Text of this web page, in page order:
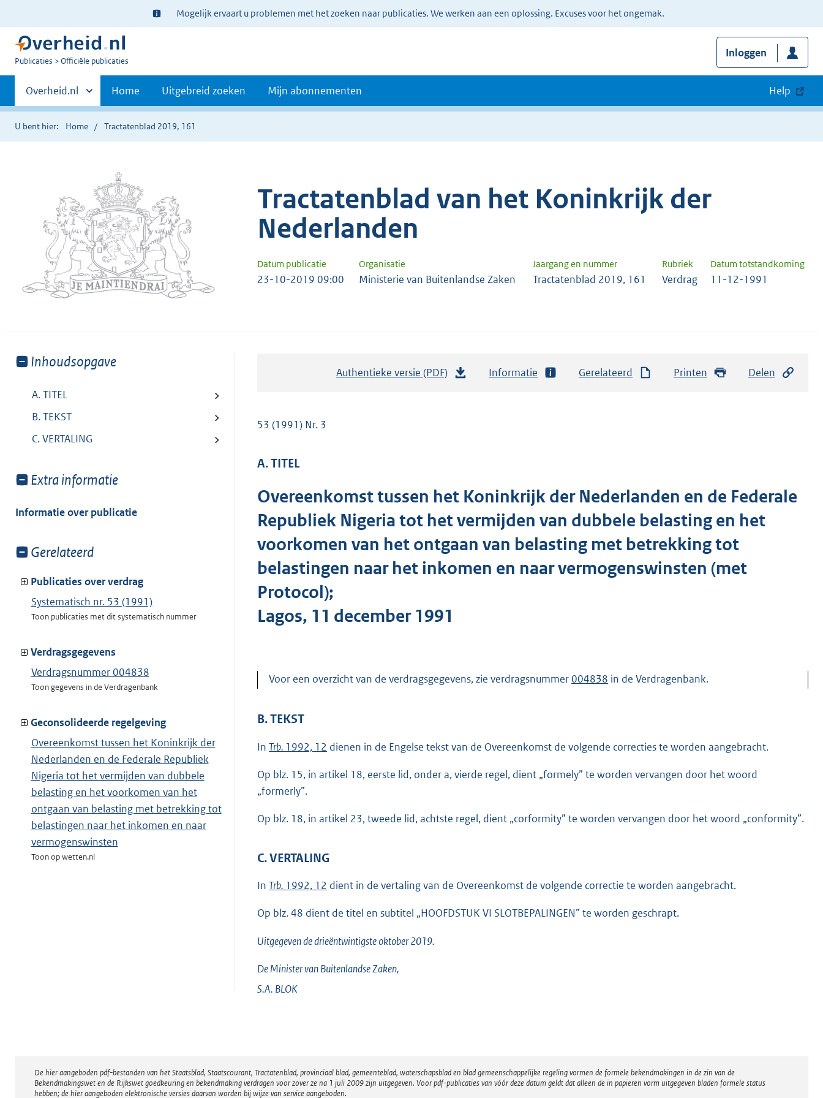
Ter
informatie:
Mogelijk ervaart u problemen met het zoeken naar publicaties. We werken aan een oplossing. Excuses voor het ongemak.
U
Publicaties Officiële publicaties
Inloggen
Primaire
navigatie
Andere
sites
binnen
Overheid.nl Home Uitgebreid zoeken Mijn abonnementen Help
U bent hier: Home Tractatenblad 2019, 161
Tractatenblad van het Koninkrijk der
Nederlanden
Datum publicatie Organisatie Jaargang en nummer Rubriek Datum totstandkoming
23-10-2019 09:00 Ministerie van Buitenlandse Zaken Tractatenblad 2019, 161 Verdrag 11-12-1991
Toon
van:
Inhoudsopgave
A. TITEL
B. TEKST
C. VERTALING
Toon
van:
Extra informatie
Informatie over publicatie
Toon
van:
Gerelateerd
Publicaties over verdrag
Systematisch nr. 53 (1991)
Toon publicaties met dit systematisch nummer
Verdragsgegevens
Verdragsnummer 004838
Toon gegevens in de Verdragenbank
Geconsolideerde regelgeving
Overeenkomst tussen het Koninkrijk der
Nederlanden en de Federale Republiek
Nigeria tot het vermijden van dubbele
belasting en het voorkomen van het
ontgaan van belasting met betrekking tot
belastingen naar het inkomen en naar
vermogenswinsten
Toon op wetten.nl
Authentieke versie (PDF)
g
r
o
o
t
:
b
Informatie Gerelateerd Printen Delen
53 (1991) Nr. 3
A. TITEL
Overeenkomst tussen het Koninkrijk der Nederlanden en de Federale
Republiek Nigeria tot het vermijden van dubbele belasting en het
voorkomen van het ontgaan van belasting met betrekking tot
belastingen naar het inkomen en naar vermogenswinsten (met
Protocol);
Lagos, 11 december 1991
Voor een overzicht van de verdragsgegevens, zie verdragsnummer004838 in de Verdragenbank.
B. TEKST
In Trb. 1992, 12 dienen in de Engelse tekst van de Overeenkomst de volgende correcties te worden aangebracht.
Op blz. 15, in artikel 18, eerste lid, onder a, vierde regel, dient „formely” te worden vervangen door het woord
„formerly”.
Op blz. 18, in artikel 23, tweede lid, achtste regel, dient „corformity” te worden vervangen door het woord „conformity”.
C. VERTALING
In Trb. 1992, 12 dient in de vertaling van de Overeenkomst de volgende correctie te worden aangebracht.
Op blz. 48 dient de titel en subtitel „HOOFDSTUK VI SLOTBEPALINGEN” te worden geschrapt.
Uitgegeven dedrieëntwintigsteoktober 2019.
De Minister van Buitenlandse Zaken,
S.A. BLOK
Disclaimer
De hier aangeboden pdf-bestanden van het Staatsblad, Staatscourant, Tractatenblad, provinciaal blad, gemeenteblad, waterschapsblad en blad gemeenschappelijke regeling vormen de formele bekendmakingen in de zin van de
Bekendmakingswet en de Rijkswet goedkeuring en bekendmaking verdragen voor zover ze na 1 juli 2009 zijn uitgegeven. Voor pdf-publicaties van vóór deze datum geldt dat alleen de in papieren vorm uitgegeven bladen formele status
hebben; de hier aangeboden elektronische versies daarvan worden bij wijze van service aangeboden.